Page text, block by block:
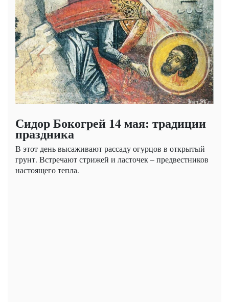
Сидор Бокогрей 14 мая: традиции
праздника
В этот день высаживают рассаду огурцов в открытый
грунт. Встречают стрижей и ласточек – предвестников
настоящего тепла.